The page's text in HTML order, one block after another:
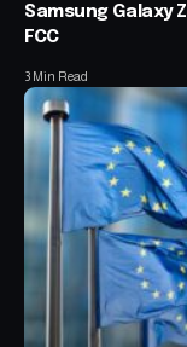
Samsung Galaxy
FCC
3 Min Read